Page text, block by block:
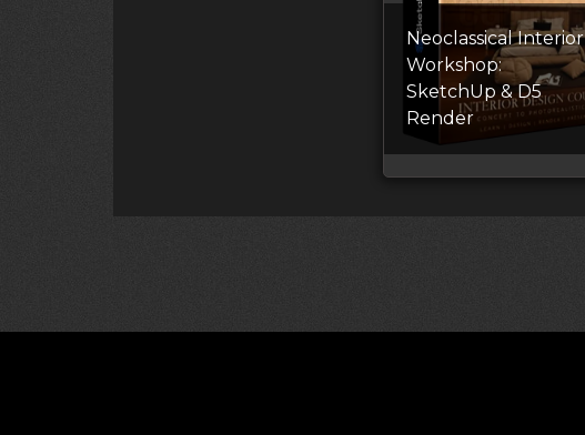
Neoclassical Interior
Workshop:
SketchUp & D5
Render